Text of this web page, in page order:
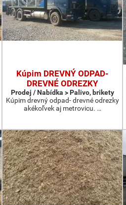
Kúpim DREVNÝ ODPAD-
DREVNÉ ODREZKY
Prodej / Nabídka > Palivo, brikety
Kúpim drevný odpad- drevné odrezky
akékoľvek aj metrovicu. …